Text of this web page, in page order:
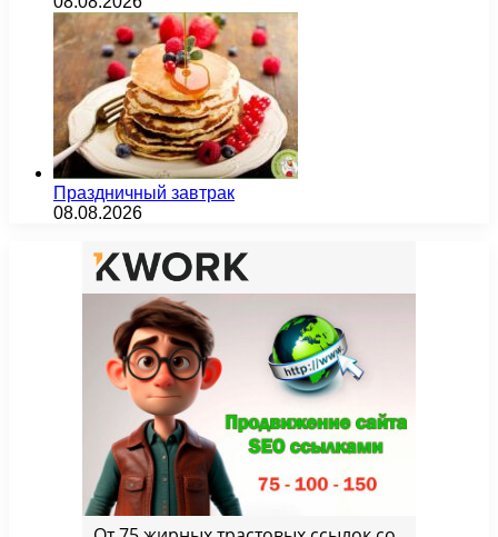
Праздничный завтрак
08.08.2026